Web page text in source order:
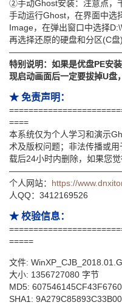
②手动Ghost安装：注意点，
手动运行Ghost，在界面中
Image，在弹出窗口中选择
再选择还原的硬盘和分区(C盘
特别说明：如果是优盘PE安
现启动画面后一定要拔掉U盘
★ 免责声明：
====
本系统仅为个人学习和演示
术及版权问题；非法传播或
载后24小时内删除，如果您觉
个人网站： https://
人QQ：3412169526
★ 校验信息：
=====
文件:
大小: 1356727080 字节
MD5:
SHA1: